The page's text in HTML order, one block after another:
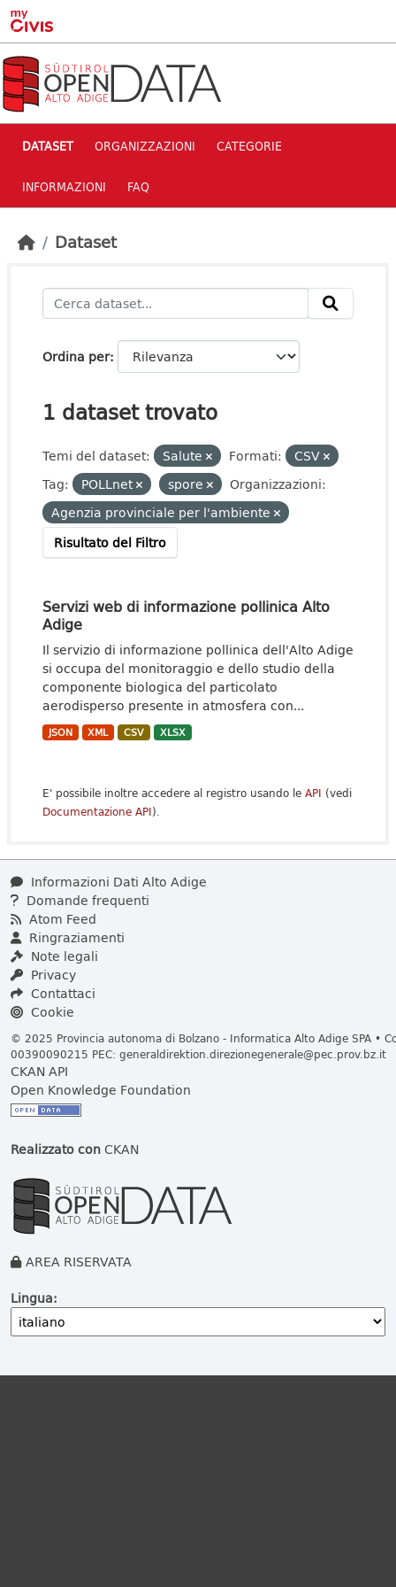
Skip to main content
DATASET ORGANIZZAZIONI CATEGORIE
INFORMAZIONI FAQ
Dataset
Ordina per
1 dataset trovato
Temi del dataset: Salute Formati:
CSV
Tag:
POLLnet spore
Organizzazioni:
Agenzia provinciale per l'ambiente
Risultato del Filtro
Servizi web di informazione pollinica Alto
Adige
Il servizio di informazione pollinica dell'Alto Adige
si occupa del monitoraggio e dello studio della
componente biologica del particolato
aerodisperso presente in atmosfera con...
JSON XML CSV XLSX
E' possibile inoltre accedere al registro usando le API (vedi
Documentazione API).
Informazioni Dati Alto Adige
Domande frequenti
Atom Feed
Ringraziamenti
Note legali
Privacy
Contattaci
Cookie
© 2025 Provincia autonoma di Bolzano - Informatica Alto Adige SPA •
00390090215 PEC: generaldirektion.direzionegenerale@pec.prov.bz.it
CKAN API
Open Knowledge Foundation
Realizzato conCKAN
AREA RISERVATA
Lingua